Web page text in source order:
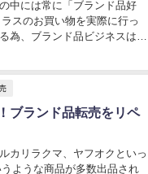
中には常に「ブランド品好
スのお買い物を実際に行っ
為、ブランド品ビジネスは非
ブランド品転売をリペ
カリラクマ、ヤフオクといっ
ような商品が多数出品され